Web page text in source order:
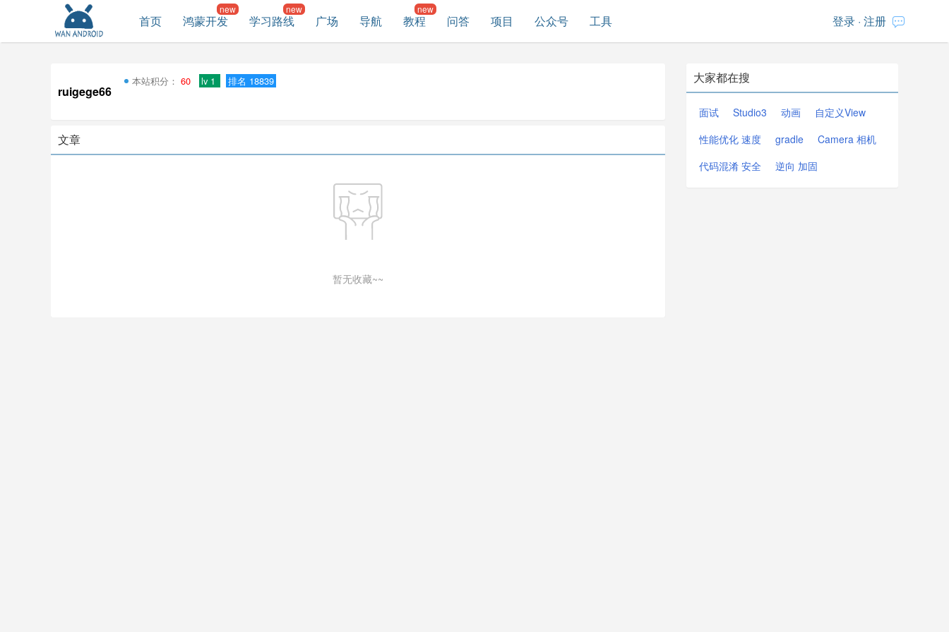
首页 鸿蒙开发 学习路线 广场 导航 教程 问答 项目 公众号 工具 登录 · 注册
ruigege66
本站积分： 60 lv 1 排名 18839
文章
暂无收藏~~
大家都在搜
面试 Studio3 动画
自定义View
性能优化 速度
gradle
Camera 相机
代码混淆 安全
逆向 加固